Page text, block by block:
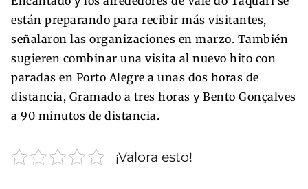
están preparando para recibir más visitantes,
señalaron las organizaciones en marzo. También
sugieren combinar una visita al nuevo hito con
paradas en Porto Alegre a unas dos horas de
distancia, Gramado a tres horas y Bento Gonçalves
a 90 minutos de distancia.
¡Valora esto!